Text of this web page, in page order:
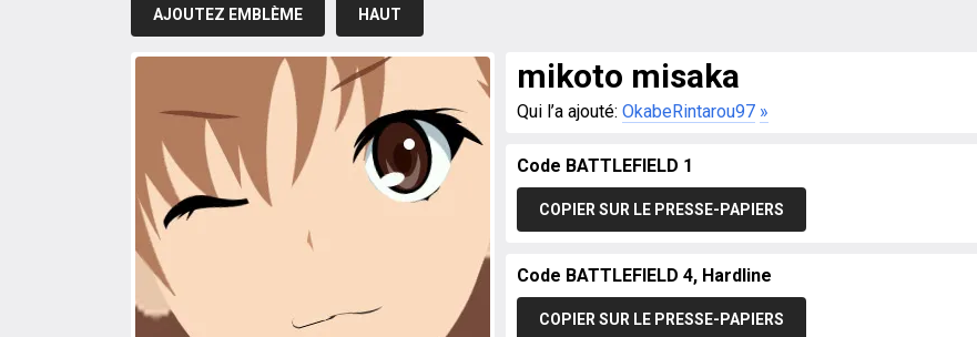
AJOUTEZ EMBLÈME HAUT
mikoto misaka
Qui l’a ajouté: OkabeRintarou97 »
Code BATTLEFIELD 1
COPIER SUR LE PRESSE-PAPIERS
Code BATTLEFIELD 4, Hardline
COPIER SUR LE PRESSE-PAPIERS